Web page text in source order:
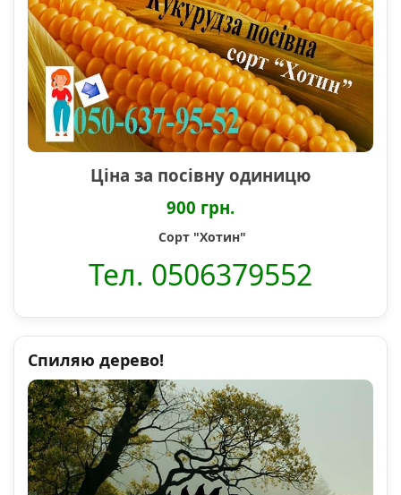
Ціна за посівну одиницю
900 грн.
Сорт "Хотин"
Тел. 0506379552
Спиляю дерево!